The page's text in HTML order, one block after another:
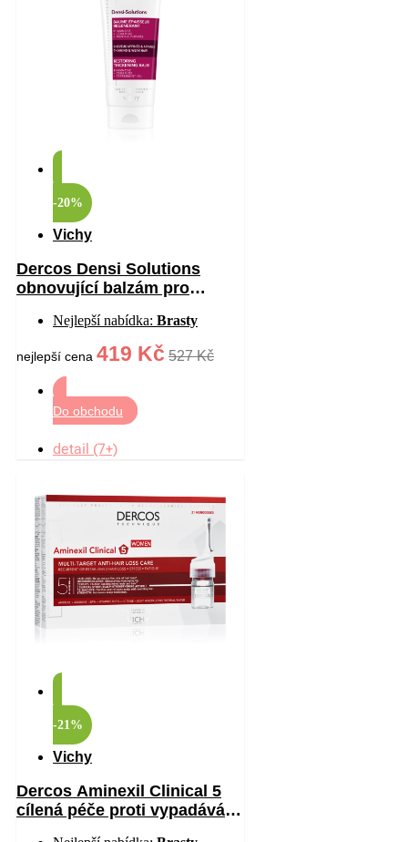
-20%
Vichy
Dercos Densi Solutions
obnovující balzám pro
Nejlepší nabídka: Brasty
nejlepší cena 419 Kč 527 Kč
Do obchodu
detail (7+)
-21%
Vichy
Dercos Aminexil Clinical 5
cílená péče proti vypadávání